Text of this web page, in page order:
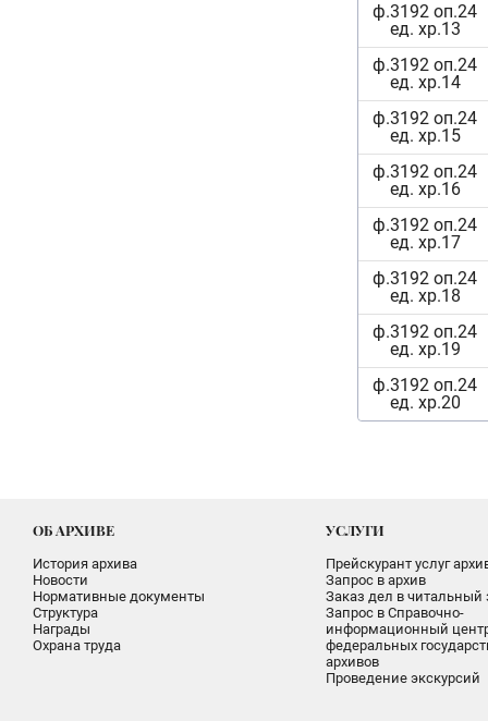
ф.3192 оп.24
ед. хр.13
ф.3192 оп.24
ед. хр.14
ф.3192 оп.24
ед. хр.15
ф.3192 оп.24
ед. хр.16
ф.3192 оп.24
ед. хр.17
ф.3192 оп.24
ед. хр.18
ф.3192 оп.24
ед. хр.19
ф.3192 оп.24
ед. хр.20
ОБ АРХИВЕ
История архива
Новости
Нормативные документы
Структура
Награды
Охрана труда
УСЛУГИ
Прейскурант услуг
Запрос в архив
Заказ дел в читальный
Запрос в Справочно-
информационный
федеральных
архивов
Проведение экскурсий